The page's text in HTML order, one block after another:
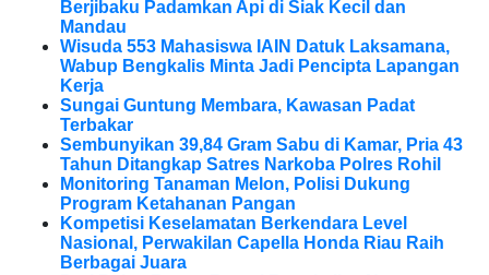
Berjibaku Padamkan Api di Siak Kecil dan
Mandau
Wisuda 553 Mahasiswa IAIN Datuk Laksamana,
Wabup Bengkalis Minta Jadi Pencipta Lapangan
Kerja
Sungai Guntung Membara, Kawasan Padat
Terbakar
Sembunyikan 39,84 Gram Sabu di Kamar, Pria 43
Tahun Ditangkap Satres Narkoba Polres Rohil
Monitoring Tanaman Melon, Polisi Dukung
Program Ketahanan Pangan
Kompetisi Keselamatan Berkendara Level
Nasional, Perwakilan Capella Honda Riau Raih
Berbagai Juara